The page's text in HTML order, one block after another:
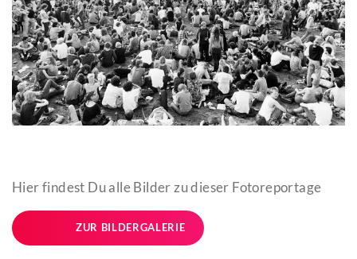
Hier findest Du alle Bilder zu dieser Fotoreportage
ZUR BILDERGALERIE